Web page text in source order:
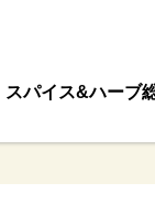
スパイス&ハーブ